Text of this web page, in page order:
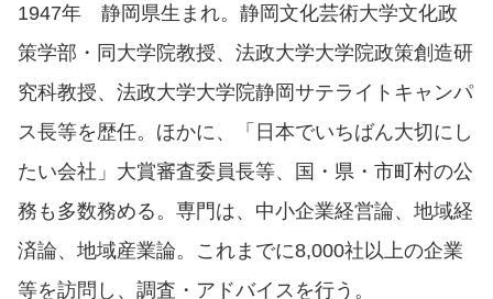
1947年 静岡県生まれ。静岡文化芸術大学文化政
策学部・同大学院教授、法政大学大学院政策創造研
究科教授、法政大学大学院静岡サテライトキャンパ
ス長等を歴任。ほかに、「日本でいちばん大切にし
たい会社」大賞審査委員長等、国・県・市町村の公
務も多数務める。専門は、中小企業経営論、地域経
済論、地域産業論。これまでに8,000社以上の企業
等を訪問し、調査・アドバイスを行う。